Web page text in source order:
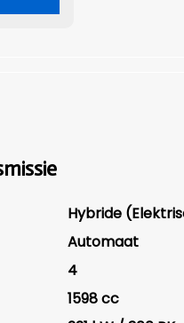
Hybride
Automaat
4
1598 cc